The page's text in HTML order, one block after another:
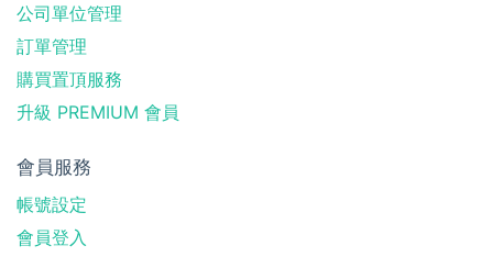
公司單位管理
訂單管理
購買置頂服務
升級 PREMIUM 會員
會員服務
帳號設定
會員登入